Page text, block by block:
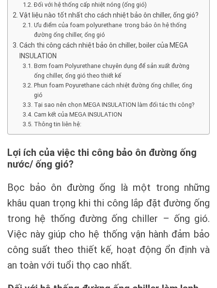
Đối với hệ thống cấp nhiệt nóng (ống gió)
Vật liệu nào tốt nhất cho cách nhiệt bảo ôn chiller, ống gió?
Ưu điểm của foam polyurethane trong bảo ôn hệ thống
đường ống chiller, ống gió
Cách thi công cách nhiệt bảo ôn chiller, boiler của MEGA
INSULATION
Bơm foam Polyurethane chuyên dụng để sản xuất đường
ống chiller, ống gió theo thiết kế
Phun foam Poyurethane cách nhiệt đường ống chiller, ống
gió
Tại sao nên chọn MEGA INSULATION làm đối tác thi công?
Cam kết của MEGA INSULATION
Thông tin liên hệ:
Lợi ích của việc thi công bảo ôn đường ống
nước/ ống gió?
Bọc bảo ôn đường ống là một trong những
khâu quan trọng khi thi công lắp đặt đường ống
trong hệ thống đường ống chiller – ống gió.
Việc này giúp cho hệ thống vận hành đảm bảo
công suất theo thiết kế, hoạt động ổn định và
an toàn với tuổi thọ cao nhất.